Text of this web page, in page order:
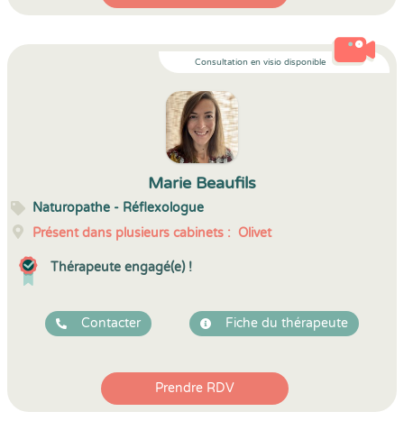
Consultation en visio disponible
Marie Beaufils
Naturopathe - Réflexologue
Présent dans plusieurs cabinets : Olivet
Thérapeute engagé(e) !
Contacter Fiche du thérapeute
Prendre RDV